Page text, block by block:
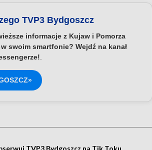
TVP3 Bydgoszcz
informacje z Kujaw i Pomorza
swoim smartfonie? Wejdź na kanał
.